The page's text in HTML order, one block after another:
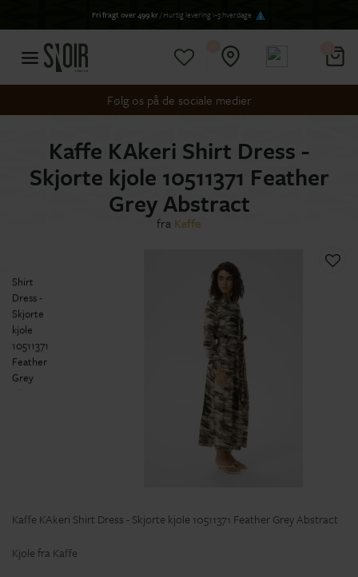
Fri fragt over 499 kr/ Hurtig levering 1-3 hverdage
Følg os på de sociale medier
Kaffe KAkeri Shirt Dress -
Skjorte kjole 10511371 Feather
Grey Abstract
fra Kaffe
Kaffe KAkeri Shirt Dress - Skjorte kjole 10511371 Feather Grey Abstract
Kjole fra Kaffe